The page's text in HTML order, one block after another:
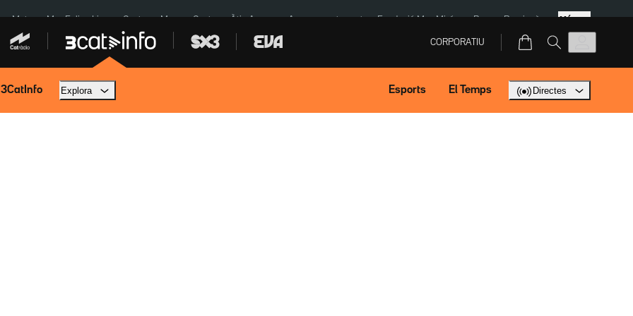
a Meta Mor Felipe Lipe Ceuta Menors Ceuta Àtic Ayuso Aparcament agost Fundació Mas Miró eBay Perpinyà Més
CORPORATIU
3CatInfo Explora Esports El Temps Directes